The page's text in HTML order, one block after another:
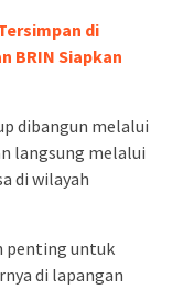
di
BRIN Siapkan
dibangun melalui
langsung melalui
di wilayah
penting untuk
di lapangan